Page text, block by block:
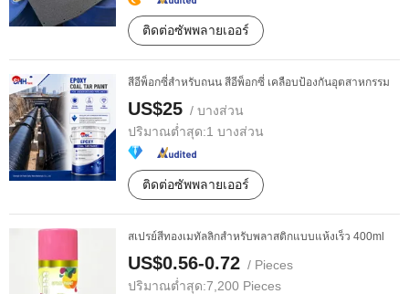
ติดต่อซัพพลายเออร์
สีอีพ็อกซี่สำหรับถนน สีอีพ็อกซี่ เคลือบป้องกันอุตสาหกรรม
US$25 / บางส่วน
ปริมาณต่ำสุด:1 บางส่วน
ติดต่อซัพพลายเออร์
สเปรย์สีทองเมทัลลิกสำหรับพลาสติกแบบแห้งเร็ว 400ml
US$0.56-0.72 / Pieces
ปริมาณต่ำสุด:7,200 Pieces